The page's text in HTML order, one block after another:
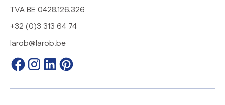
TVA BE 0428.126.326
+32 (0)3 313 64 74
larob@larob.be